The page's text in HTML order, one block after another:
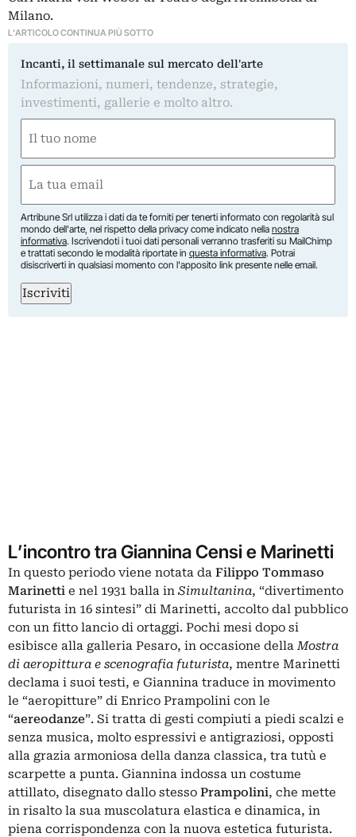
Milano.
L'ARTICOLO CONTINUA PIÙ SOTTO
Incanti, il settimanale sul mercato dell'arte
Informazioni, numeri, tendenze, strategie,
investimenti, gallerie e molto altro.
(Required)
First
(Required)
Artribune Srl utilizza i dati da te forniti per tenerti informato con regolarità sul
mondo dell'arte, nel rispetto della privacy come indicato nella nostra
informativa. Iscrivendoti i tuoi dati personali verranno trasferiti su MailChimp
e trattati secondo le modalità riportate in questa informativa. Potrai
disiscriverti in qualsiasi momento con l'apposito link presente nelle email.
Iscriviti
L’incontro tra Giannina Censi e Marinetti
In questo periodo viene notata da Filippo Tommaso
Marinetti e nel 1931 balla in Simultanina, “divertimento
futurista in 16 sintesi” di Marinetti, accolto dal pubblico
con un fitto lancio di ortaggi. Pochi mesi dopo si
esibisce alla galleria Pesaro, in occasione dellaMostra
di aeropittura e scenografia futurista, mentre Marinetti
declama i suoi testi, e Giannina traduce in movimento
le “aeropitture” di Enrico Prampolini con le
“aereodanze”. Si tratta di gesti compiuti a piedi scalzi e
senza musica, molto espressivi e antigraziosi, opposti
alla grazia armoniosa della danza classica, tra tutù e
scarpette a punta. Giannina indossa un costume
attillato, disegnato dallo stesso Prampolini, che mette
in risalto la sua muscolatura elastica e dinamica, in
piena corrispondenza con la nuova estetica futurista.